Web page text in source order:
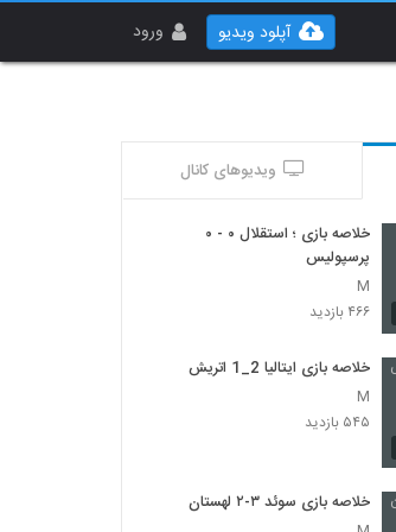
ورود آپلود ویدیو
ویدیوهای کانال
خلاصه بازی ؛ استقلال ۰ - ۰
پرسپولیس
M
۴۶۶ بازدید
خلاصه بازی ایتالیا 2_1 اتريش
M
۵۴۵ بازدید
خلاصه بازی سوئد ۳-۲ لهستان